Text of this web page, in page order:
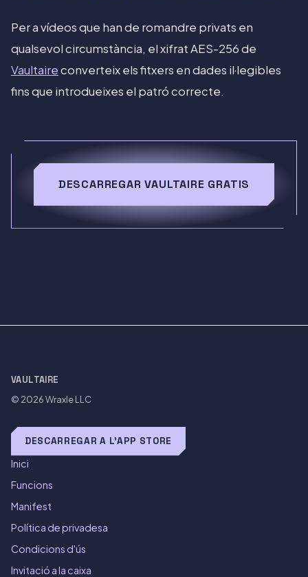
Per a vídeos que han de romandre privats en
qualsevol circumstància, el xifrat AES-256 de
Vaultaireconverteix els fitxers en dades il·legibles
fins que introdueixes el patró correcte.
DESCARREGAR VAULTAIRE GRATIS
VAULTAIRE
© 2026Wraxle LLC
DESCARREGAR A L'APP STORE
Inici
Funcions
Manifest
Política de privadesa
Condicions d'ús
Invitació a la caixa